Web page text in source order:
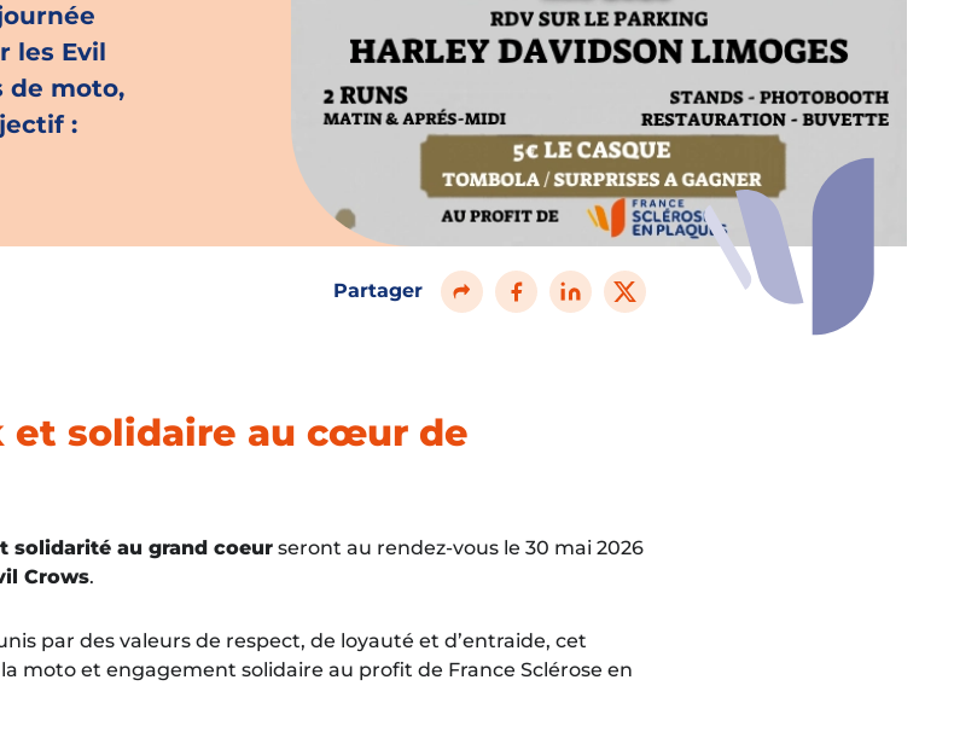
les Evil
de moto,
:
Partager
et solidaire au cœur de
solidarité au grand coeur seront au rendez-vous le 30 mai 2026
Crows.
par des valeurs de respect, de loyauté et d’entraide, cet
moto et engagement solidaire au profit de France Sclérose en